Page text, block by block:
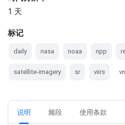
1 天
标记
daily nasa noaa npp
satellite-imagery sr viirs
说明 频段 使用条款